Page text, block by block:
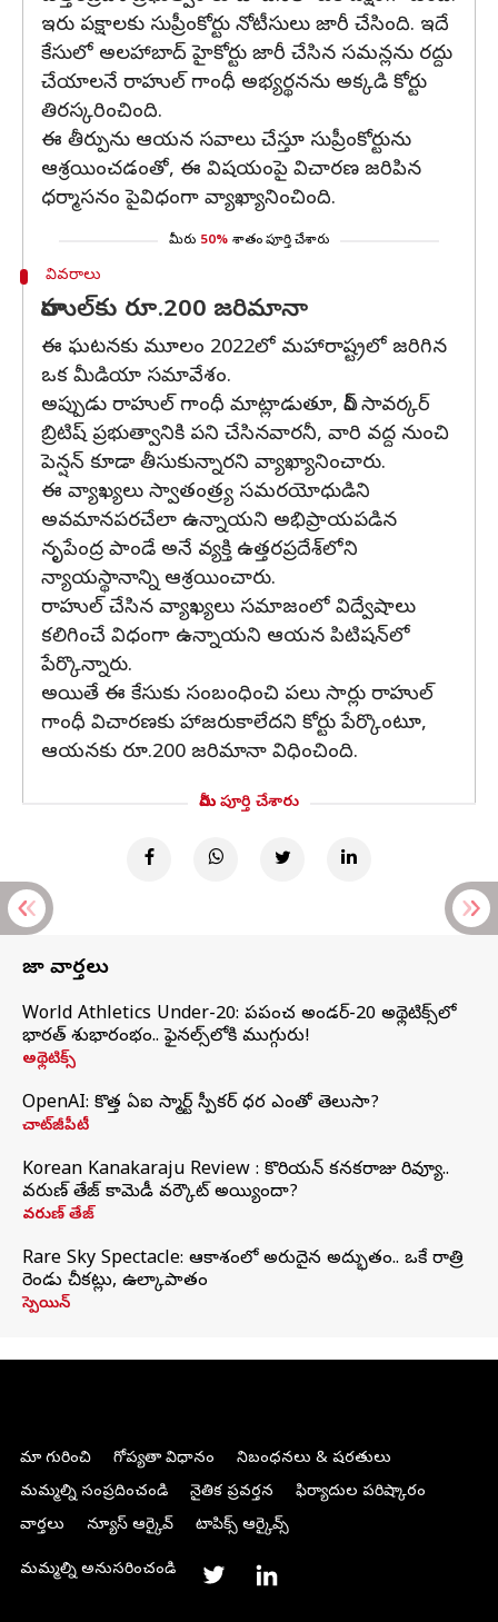
ఇరు పక్షాలకు సుప్రీంకోర్టు నోటీసులు జారీ చేసింది. ఇదే
కేసులో అలహాబాద్ హైకోర్టు జారీ చేసిన సమన్లను రద్దు
చేయాలనే రాహుల్ గాంధీ అభ్యర్థనను అక్కడి కోర్టు
తిరస్కరించింది.
ఈ తీర్పును ఆయన సవాలు చేస్తూ సుప్రీంకోర్టును
ఆశ్రయించడంతో, ఈ విషయంపై విచారణ జరిపిన
ధర్మాసనం పైవిధంగా వ్యాఖ్యానించింది.
మీరు 50% శాతం పూర్తి చేశారు
వివరాలు
రాహుల్‌కు రూ.200 జరిమానా
ఈ ఘటనకు మూలం 2022లో మహారాష్ట్రలో జరిగిన
ఒక మీడియా సమావేశం.
అప్పుడు రాహుల్ గాంధీ మాట్లాడుతూ, వీర్ సావర్కర్
బ్రిటిష్‌ ప్రభుత్వానికి పని చేసినవారనీ, వారి వద్ద నుంచి
పెన్షన్‌ కూడా తీసుకున్నారని వ్యాఖ్యానించారు.
ఈ వ్యాఖ్యలు స్వాతంత్ర్య సమరయోధుడిని
అవమానపరచేలా ఉన్నాయని అభిప్రాయపడిన
నృపేంద్ర పాండే అనే వ్యక్తి ఉత్తరప్రదేశ్‌లోని
న్యాయస్థానాన్ని ఆశ్రయించారు.
రాహుల్ చేసిన వ్యాఖ్యలు సమాజంలో విద్వేషాలు
కలిగించే విధంగా ఉన్నాయని ఆయన పిటిషన్‌లో
పేర్కొన్నారు.
అయితే ఈ కేసుకు సంబంధించి పలు సార్లు రాహుల్
గాంధీ విచారణకు హాజరుకాలేదని కోర్టు పేర్కొంటూ,
ఆయనకు రూ.200 జరిమానా విధించింది.
మీరు పూర్తి చేశారు
తాజా వార్తలు
World Athletics Under-20: ప్రపంచ అండర్-20 అథ్లెటిక్స్‌లో
భారత్‌ శుభారంభం.. ఫైనల్స్‌లోకి ముగ్గురు!
అథ్లెటిక్స్
OpenAI: కొత్త ఏఐ స్మార్ట్ స్పీకర్ ధర ఎంతో తెలుసా?
చాట్‌జీపీటీ
Korean Kanakaraju Review : కొరియన్ కనకరాజు రివ్యూ..
వరుణ్ తేజ్ కామెడీ వర్కౌట్ అయ్యిందా?
వరుణ్ తేజ్
Rare Sky Spectacle: ఆకాశంలో అరుదైన అద్భుతం.. ఒకే రాత్రి
రెండు చీకట్లు, ఉల్కాపాతం
స్పెయిన్
మా గురించి గోప్యతా విధానం
నిబంధనలు & షరతులు
మమ్మల్ని సంప్రదించండి
నైతిక ప్రవర్తన
ఫిర్యాదుల పరిష్కారం
వార్తలు
న్యూస్ ఆర్కైవ్ టాపిక్స్ ఆర్కైవ్స్
మమ్మల్ని అనుసరించండి